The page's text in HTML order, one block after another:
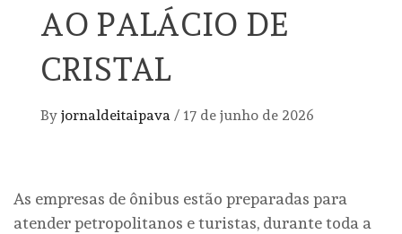
AO PALÁCIO DE
CRISTAL
By jornaldeitaipava / 17 de junho de 2026
As empresas de ônibus estão preparadas para
atender petropolitanos e turistas, durante toda a